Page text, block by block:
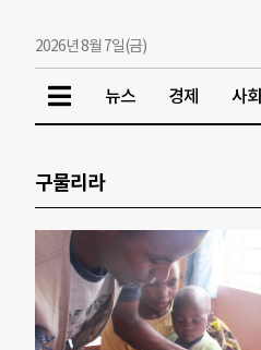
2026년 8월 7일(금)
뉴스 경제 사회
구물리라